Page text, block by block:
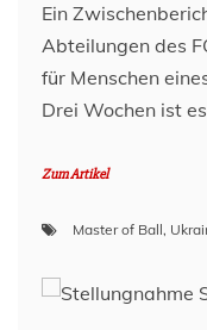
Ein
Abteilungen des
für Menschen
Drei Wochen ist
Zum Artikel
Master of Ball,